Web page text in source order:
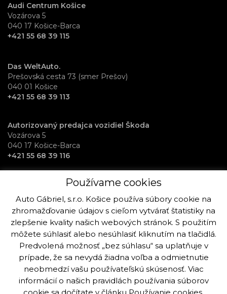
Audi Centrum Košice
Vozárova 5
040 17 Košice-Barca
+421 55 68 39 115
Das WeltAuto.
Prešovská cesta 73 (smer Prešov)
040 01 Košice
+421 55 68 39 113
Autorizovaný predajca vozidiel Škoda
Vozárova 5
040 17 Košice-Barca
+421 55 68 39 116
RentAuto požičovňa vozidiel
Osloboditeľov 70
040 17 Košice-Barca
+421 915 992 864
Copyright © Auto Gabriel, s.r.o. Košice 2019 - 2025. Všetky práva k
stránke a fotografiám sú vyhradené viac info.
Používame cookies
Auto Gábriel, s.r.o. Košice používa súbory cookie na
zhromažďovanie údajov s cieľom vytvárať štatistiky na
zlepšenie kvality našich webových stránok. S použitím
môžete súhlasiť alebo nesúhlasiť kliknutím na tlačidlá.
Predvolená možnosť „bez súhlasu“ sa uplatňuje v
prípade, že sa nevydá žiadna voľba a odmietnutie
neobmedzí vašu používateľskú skúsenosť. Viac
informácií o našich pravidlách používania súborov